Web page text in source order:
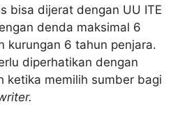
bisa dijerat dengan UU ITE
denda maksimal 6
kurungan 6 tahun penjara.
diperhatikan dengan
ketika memilih sumber bagi